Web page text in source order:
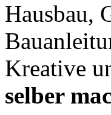
Hausbau,
Kreative
selber